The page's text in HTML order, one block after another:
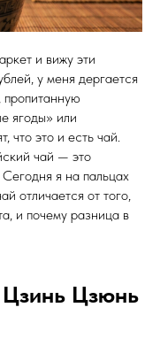
и вижу эти
у меня дергается
ягоды» или
что это и есть чай.
чай — это
я на пальцах
отличается от того,
и почему разница в
Цзюнь